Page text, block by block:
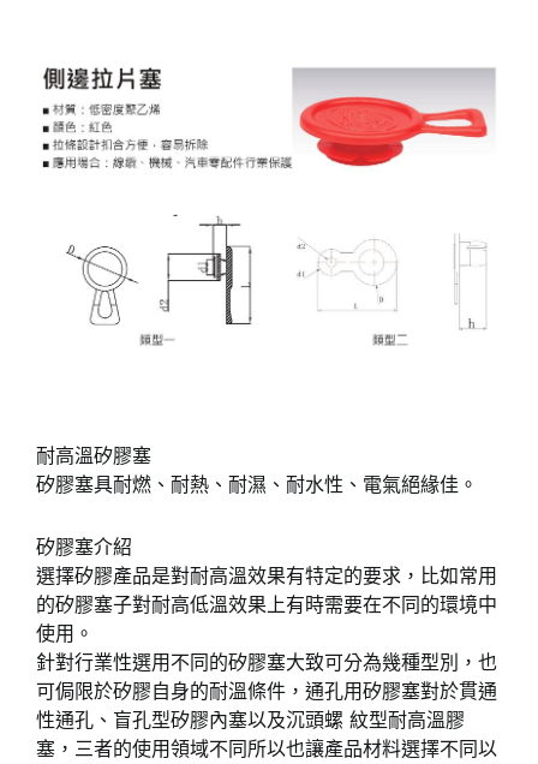
耐高溫矽膠塞
矽膠塞具耐燃、耐熱、耐濕、耐水性、電氣絕緣佳。
矽膠塞介紹
選擇矽膠產品是對耐高溫效果有特定的要求，比如常用
的矽膠塞子對耐高低溫效果上有時需要在不同的環境中
使用。
針對行業性選用不同的矽膠塞大致可分為幾種型別，也
可侷限於矽膠自身的耐溫條件，通孔用矽膠塞對於貫通
性通孔、盲孔型矽膠內塞以及沉頭螺 紋型耐高溫膠
塞，三者的使用領域不同所以也讓產品材料選擇不同以